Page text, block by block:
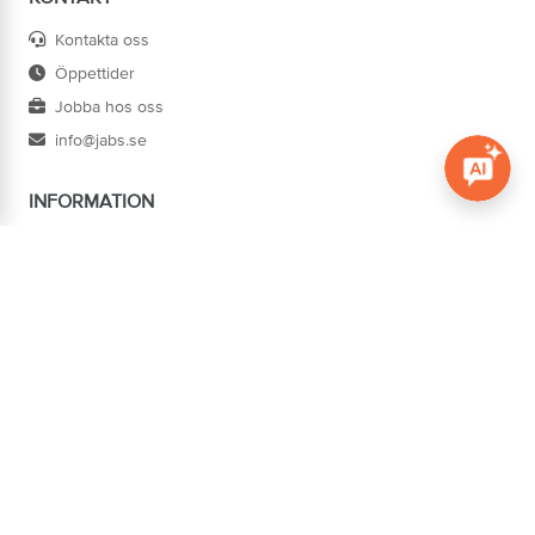
Kontakta oss
Öppettider
Jobba hos oss
info@jabs.se
INFORMATION